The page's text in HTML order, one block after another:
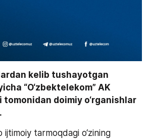
kelib tushayotgan
“O‘zbektelekom” AK
doimiy o‘rganishlar
tarmoqdagi o‘zining